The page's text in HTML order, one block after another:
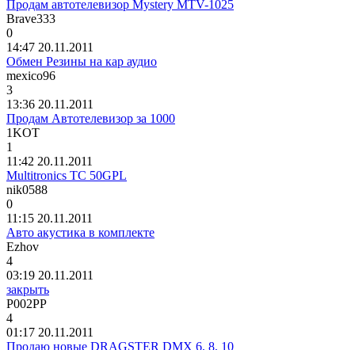
Продам автотелевизор Mystery MTV-1025
Brave333
0
14:47 20.11.2011
Обмен Резины на кар аудио
mexico96
3
13:36 20.11.2011
Продам Автотелевизор за 1000
1KOT
1
11:42 20.11.2011
Multitronics TC 50GPL
nik0588
0
11:15 20.11.2011
Авто акустика в комплекте
Ezhov
4
03:19 20.11.2011
закрыть
Р002РР
4
01:17 20.11.2011
Продаю новые DRAGSTER DMX 6, 8, 10